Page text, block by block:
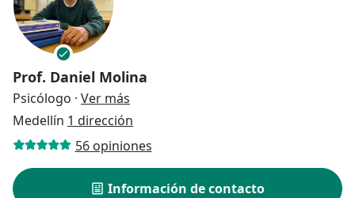
Prof. Daniel Molina
Psicólogo · Ver más
Medellín 1 dirección
56 opiniones
Información de contacto